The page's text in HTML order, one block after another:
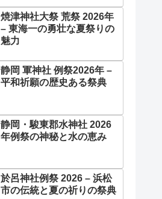
焼津神社大祭 荒祭 2026年
– 東海一の勇壮な夏祭りの
魅力
静岡 軍神社 例祭2026年 –
平和祈願の歴史ある祭典
静岡・駿東郡水神社 2026
年例祭の神秘と水の恵み
於呂神社例祭 2026 – 浜松
市の伝統と夏の祈りの祭典